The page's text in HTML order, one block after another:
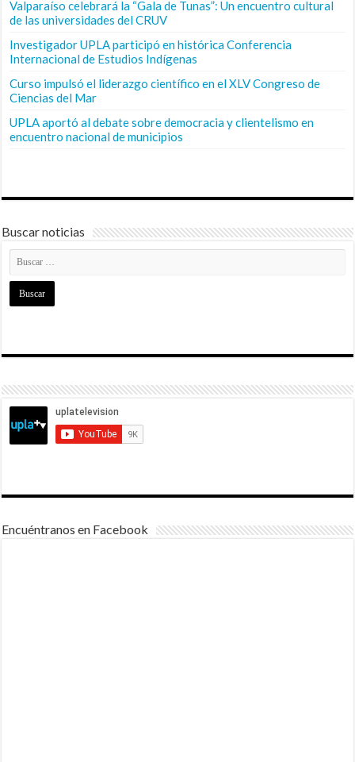
Valparaíso celebrará la “Gala de Tunas”: Un encuentro cultural
de las universidades del CRUV
Investigador UPLA participó en histórica Conferencia
Internacional de Estudios Indígenas
Curso impulsó el liderazgo científico en el XLV Congreso de
Ciencias del Mar
UPLA aportó al debate sobre democracia y clientelismo en
encuentro nacional de municipios
Buscar noticias
Encuéntranos en Facebook